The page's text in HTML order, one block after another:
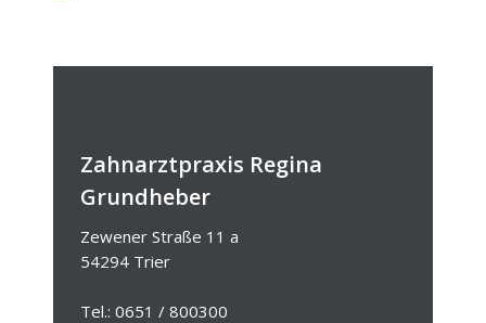
Zahnarztpraxis Regina
Grundheber
Zewener Straße 11 a
54294 Trier
Tel.: 0651 / 800300